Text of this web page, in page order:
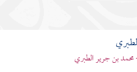
بن جرير الطبري